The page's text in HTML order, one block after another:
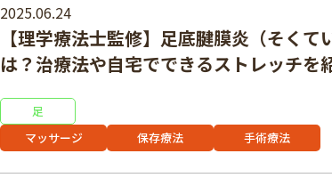
2025.06.24
【理学療法士監修】足底腱膜炎（そくて
は？治療法や自宅でできるストレッチを
足
マッサージ
保存療法 手術療法